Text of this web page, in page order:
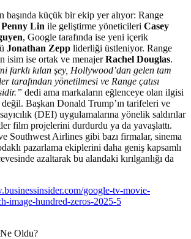
başında küçük bir ekip yer alıyor: Range
Penny Lin ile geliştirme yöneticileri Casey
, Google tarafında ise yeni içerik
Jonathan Zepp liderliği üstleniyor. Range
isim ise ortak ve menajerRachel Douglas.
farklı kılan şey, Hollywood’dan gelen tam
tarafından yönetilmesi ve Range çatısı
dedi ama markaların eğlenceye olan ilgisi
Başkan Donald Trump’ın tarifeleri ve
(DEI) uygulamalarına yönelik saldırılar
film projelerini durdurdu ya da yavaşlattı.
Southwest Airlines gibi bazı firmalar, sinema
pazarlama ekiplerini daha geniş kapsamlı
azaltarak bu alandaki kırılganlığı da
google-tv-movie-
image-hundred-zeros-2025-5
Oldu?